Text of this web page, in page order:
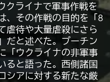
クライナで軍事作戦を
、その作戦の目的を「8
虐待や大量虐殺にさら
だと述べた。プーチン
「ウクライナの非軍事
ると語った。西側諸国
シアに対する新たな厳